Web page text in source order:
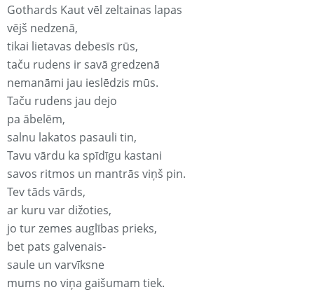
Gothards Kaut vēl zeltainas lapas
vējš nedzenā,
tikai lietavas debesīs rūs,
taču rudens ir savā gredzenā
nemanāmi jau ieslēdzis mūs.
Taču rudens jau dejo
pa ābelēm,
salnu lakatos pasauli tin,
Tavu vārdu ka spīdīgu kastani
savos ritmos un mantrās viņš pin.
Tev tāds vārds,
ar kuru var dižoties,
jo tur zemes auglības prieks,
bet pats galvenais-
saule un varvīksne
mums no viņa gaišumam tiek.